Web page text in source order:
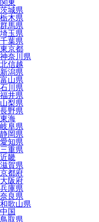
関東
茨城県
栃木県
群馬県
埼玉県
千葉県
東京都
神奈川県
北信越
新潟県
富山県
石川県
福井県
山梨県
長野県
東海
岐阜県
静岡県
愛知県
三重県
近畿
滋賀県
京都府
大阪府
兵庫県
奈良県
和歌山県
中国
鳥取県